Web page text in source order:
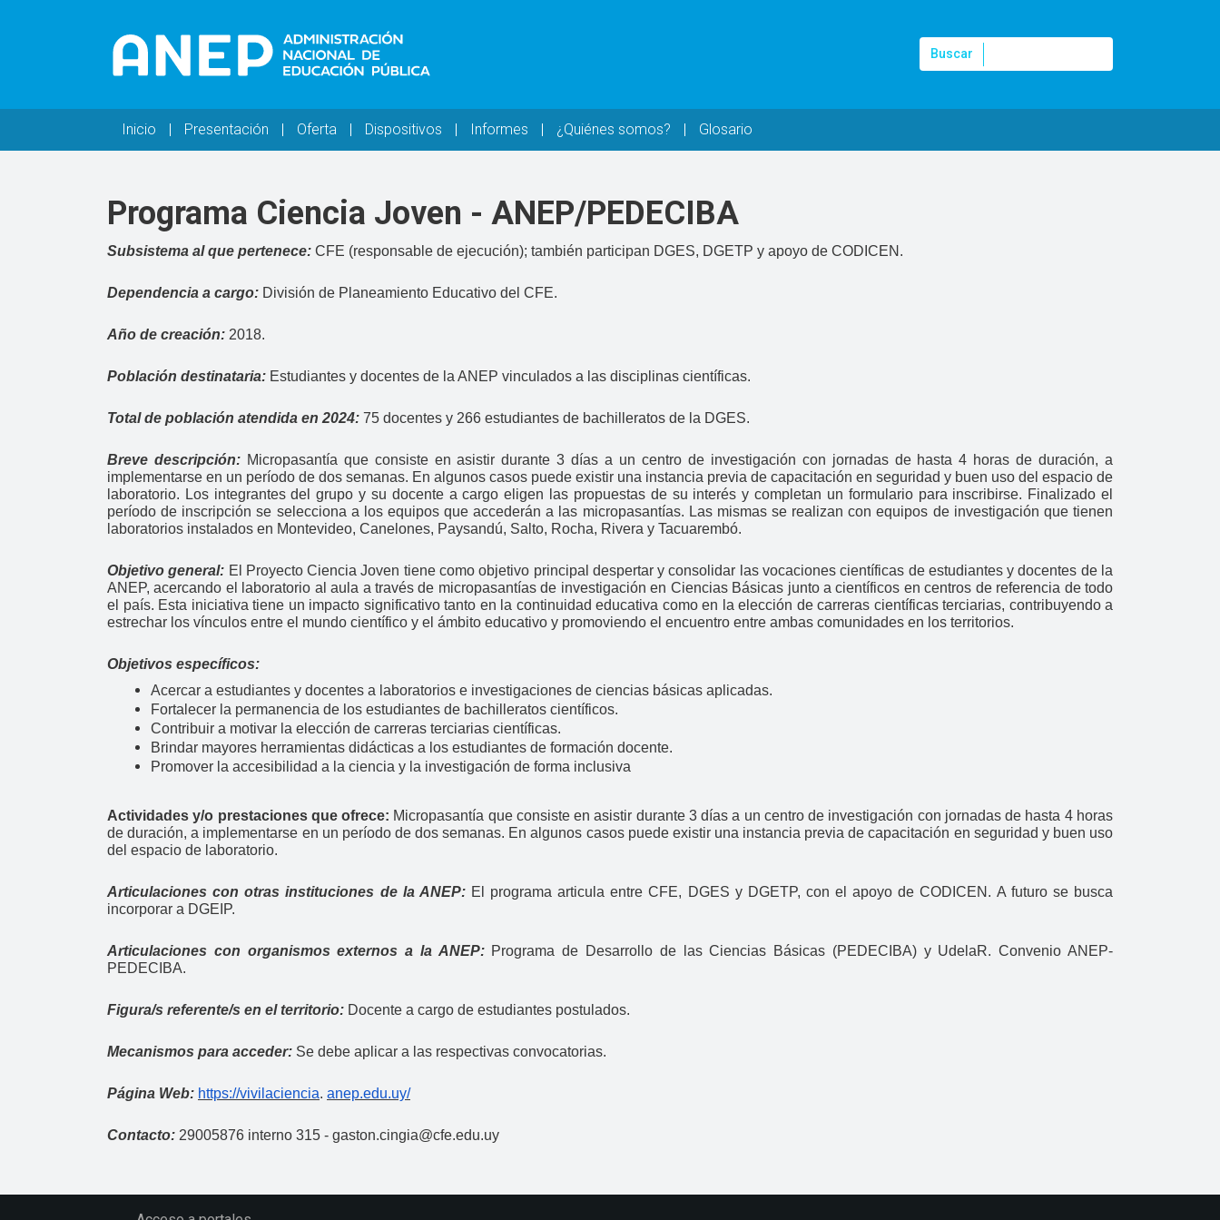
Buscar
Buscar
Navegación principal
Inicio Presentación Oferta Dispositivos Informes ¿Quiénes somos? Glosario
Programa Ciencia Joven - ANEP/PEDECIBA
Subsistema al que pertenece: CFE (responsable de ejecución); también participan DGES, DGETP y apoyo de CODICEN.
Dependencia a cargo: División de Planeamiento Educativo del CFE.
Año de creación: 2018.
Población destinataria: Estudiantes y docentes de la ANEP vinculados a las disciplinas científicas.
Total de población atendida en 2024: 75 docentes y 266 estudiantes de bachilleratos de la DGES.
Breve descripción:Micropasantía que consiste en asistir durante 3 días a un centro de investigación con jornadas de hasta 4 horas de duración, a
implementarse en un período de dos semanas. En algunos casos puede existir una instancia previa de capacitación en seguridad y buen uso del espacio de
laboratorio. Los integrantes del grupo y su docente a cargo eligen las propuestas de su interés y completan un formulario para inscribirse. Finalizado el
período de inscripción se selecciona a los equipos que accederán a las micropasantías. Las mismas se realizan con equipos de investigación que tienen
laboratorios instalados en Montevideo, Canelones, Paysandú, Salto, Rocha, Rivera y Tacuarembó.
Objetivo general: El Proyecto Ciencia Joven tiene como objetivo principal despertar y consolidar las vocaciones científicas de estudiantes y docentes de la
ANEP, acercando el laboratorio al aula a través de micropasantías de investigación en Ciencias Básicas junto a científicos en centros de referencia de todo
el país. Esta iniciativa tiene un impacto significativo tanto en la continuidad educativa como en la elección de carreras científicas terciarias, contribuyendo a
estrechar los vínculos entre el mundo científico y el ámbito educativo y promoviendo el encuentro entre ambas comunidades en los territorios.
Objetivos específicos:
Acercar a estudiantes y docentes a laboratorios e investigaciones de ciencias básicas aplicadas.
Fortalecer la permanencia de los estudiantes de bachilleratos científicos.
Contribuir a motivar la elección de carreras terciarias científicas.
Brindar mayores herramientas didácticas a los estudiantes de formación docente.
Promover la accesibilidad a la ciencia y la investigación de forma inclusiva
Actividades y/o prestaciones que ofrece: Micropasantía que consiste en asistir durante 3 días a un centro de investigación con jornadas de hasta 4 horas
de duración, a implementarse en un período de dos semanas. En algunos casos puede existir una instancia previa de capacitación en seguridad y buen uso
del espacio de laboratorio.
Articulaciones con otras instituciones de la ANEP:El programa articula entre CFE, DGES y DGETP, con el apoyo de CODICEN. A futuro se busca
incorporar a DGEIP.
Articulaciones con organismos externos a la ANEP:Programa de Desarrollo de las Ciencias Básicas (PEDECIBA) y UdelaR. Convenio ANEP-
PEDECIBA.
Figura/s referente/s en el territorio: Docente a cargo de estudiantes postulados.
Mecanismos para acceder: Se debe aplicar a las respectivas convocatorias.
Página Web: https://vivilaciencia. anep.edu.uy/
Contacto: 29005876 interno 315 - gaston.cingia@cfe.edu.uy